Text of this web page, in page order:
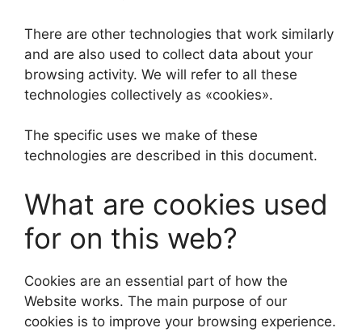
There are other technologies that work similarly
and are also used to collect data about your
browsing activity. We will refer to all these
technologies collectively as «cookies».
The specific uses we make of these
technologies are described in this document.
What are cookies used
for on this web?
Cookies are an essential part of how the
Website works. The main purpose of our
cookies is to improve your browsing experience.